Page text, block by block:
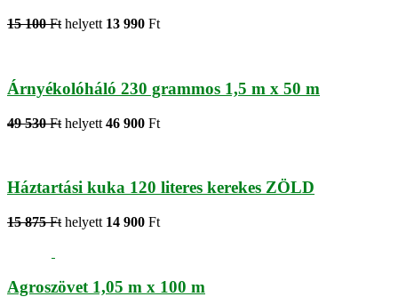
15 100 Ft helyett 13 990 Ft
Árnyékolóháló 230 grammos 1,5 m x 50 m
49 530 Ft helyett 46 900 Ft
Háztartási kuka 120 literes kerekes ZÖLD
15 875 Ft helyett 14 900 Ft
Agroszövet 1,05 m x 100 m